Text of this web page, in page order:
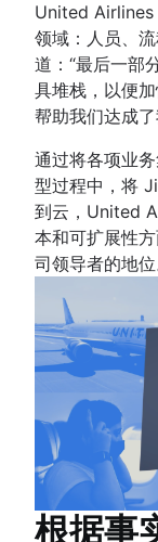
United Airlines
领域：人员、
道：“最后一部
具堆栈，以便
帮助我们达成
通过将各项业
型过程中，将
到云，United
本和可扩展性
司领导者的地位
根据事